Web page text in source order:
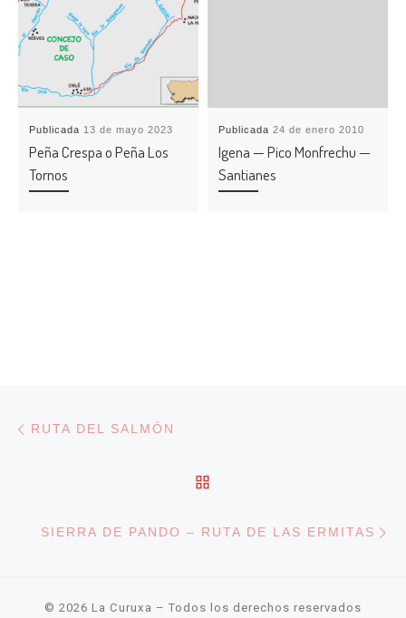
Publicada 13 de mayo 2023
Peña Crespa o Peña Los
Tornos
Publicada24 de enero 2010
Igena — Pico Monfrechu —
Santianes
Navegación de entradas
RUTA DEL SALMÓN
SIERRA DE PANDO – RUTA DE LAS ERMITAS
© 2026 La Curuxa – Todos los derechos reservados